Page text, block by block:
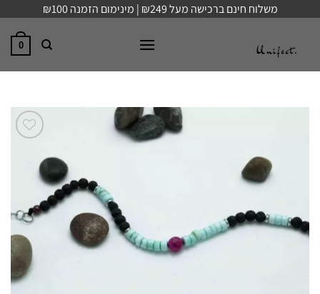
content
משלוח חינם ברכישה מעל ₪249 | מינימום הזמנה ₪100
0